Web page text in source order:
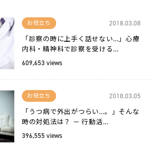
お役立ち
2018.03.08
「診察の時に上手く話せない…」心療
内科・精神科で診察を受ける…
609,653 views
お役立ち
2018.03.05
「うつ病で外出がつらい…。」そんな
時の対処法は？ － 行動活…
396,555 views